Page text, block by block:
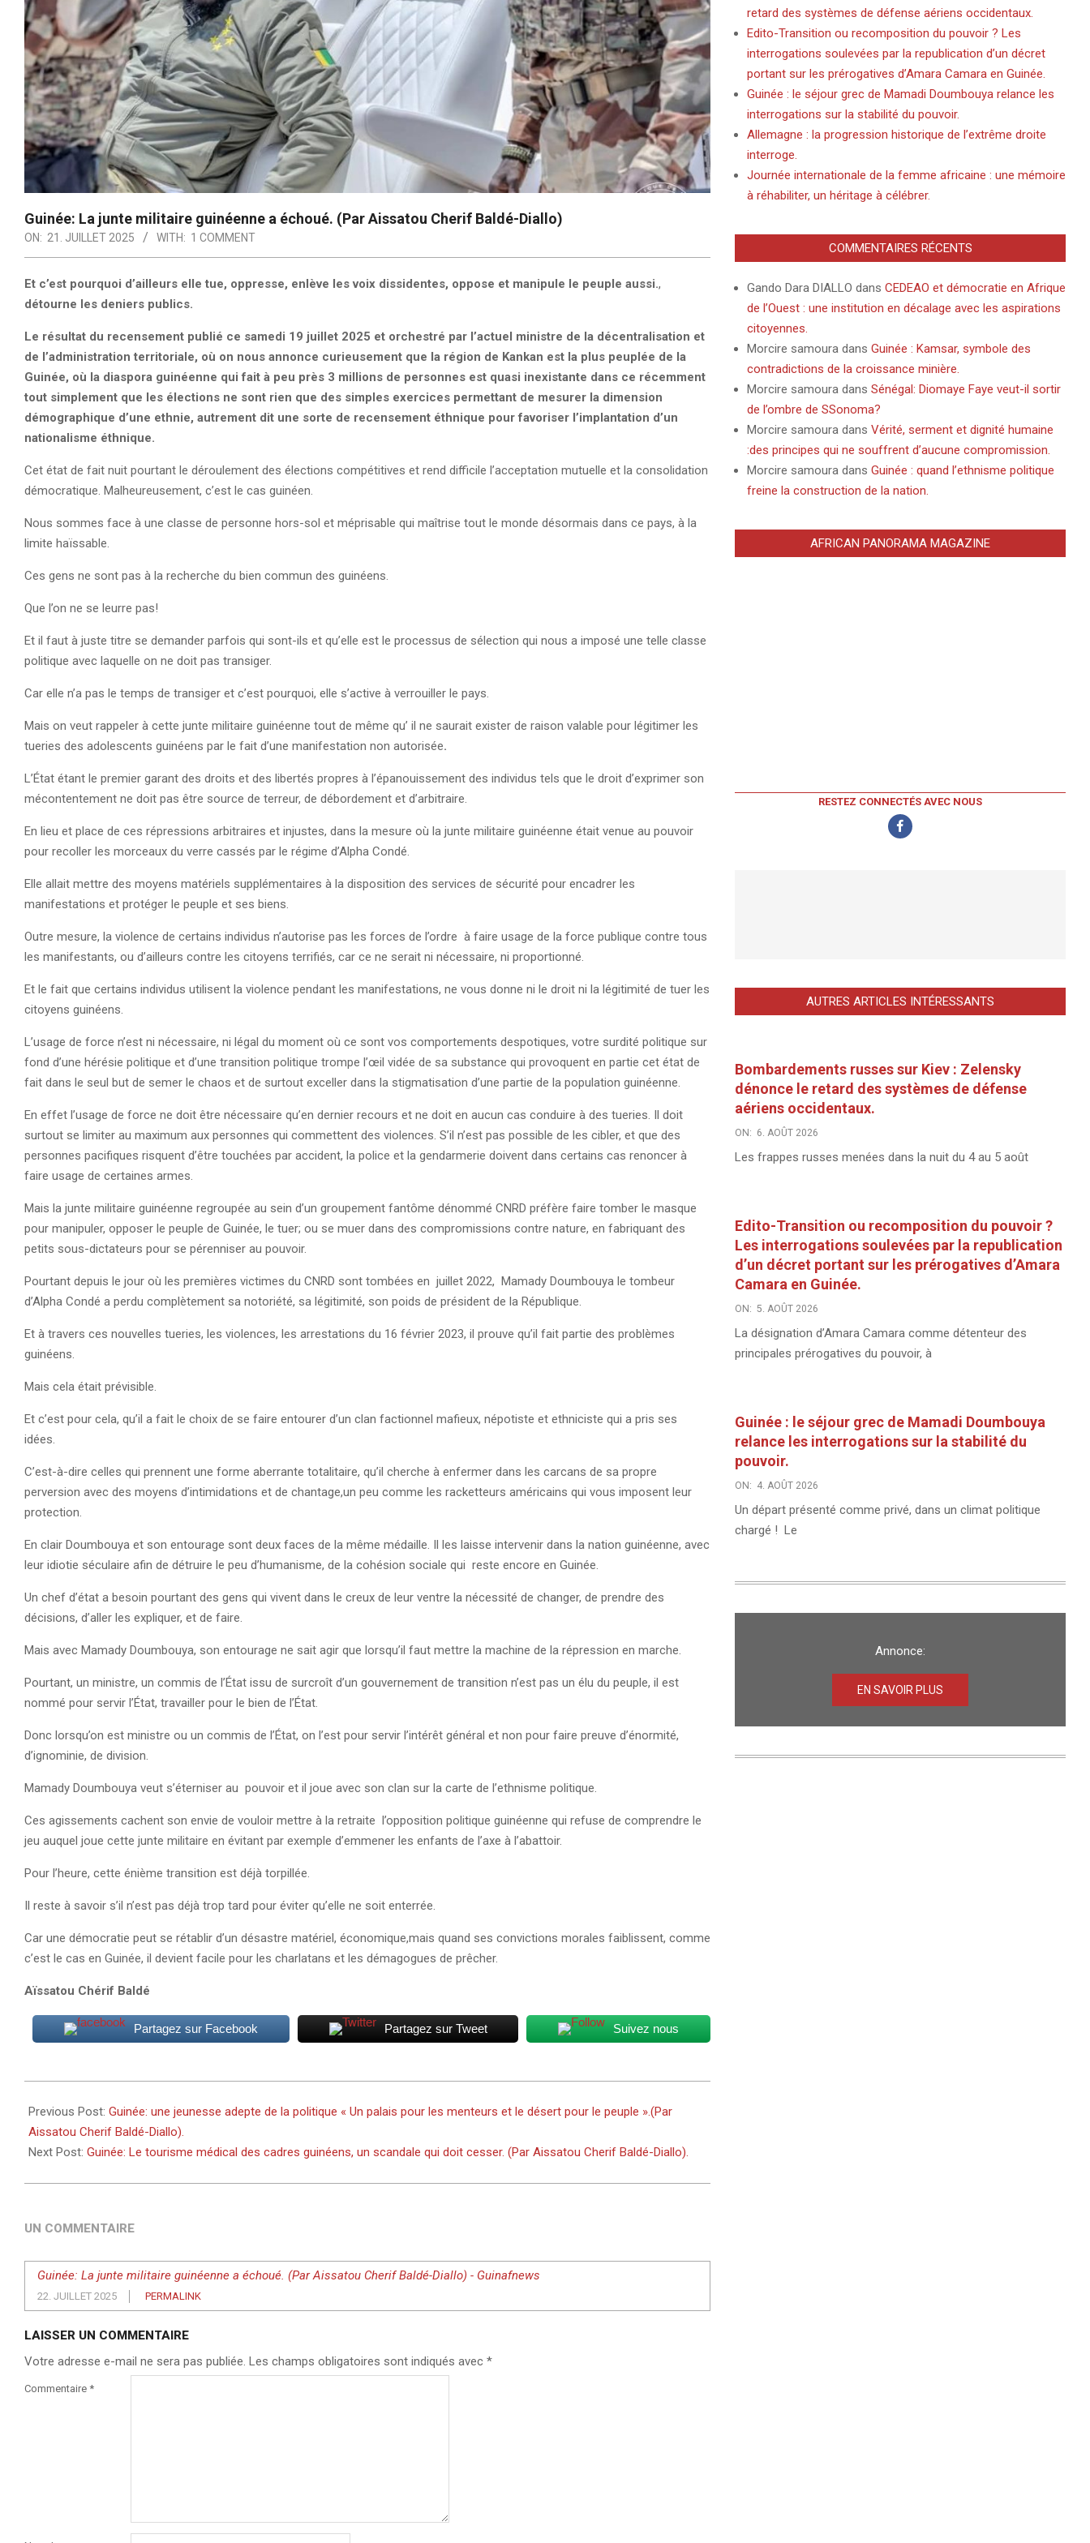
Guinée: La junte militaire guinéenne a échoué. (Par Aissatou Cherif Baldé-Diallo)
ON: 21. JUILLET 2025 WITH: 1 COMMENT
Et c’est pourquoi d’ailleurs elle tue, oppresse, enlève les voix dissidentes, oppose et manipule le peuple aussi.,
détourne les deniers publics.
Le résultat du recensement publié ce samedi 19 juillet 2025 et orchestré par l’actuel ministre de la décentralisation et
de l’administration territoriale, où on nous annonce curieusement que la région de Kankan est la plus peuplée de la
Guinée, où la diaspora guinéenne qui fait à peu près 3 millions de personnes est quasi inexistante dans ce récemment
tout simplement que les élections ne sont rien que des simples exercices permettant de mesurer la dimension
démographique d’une ethnie, autrement dit une sorte de recensement éthnique pour favoriser l’implantation d’un
nationalisme éthnique.
Cet état de fait nuit pourtant le déroulement des élections compétitives et rend difficile l’acceptation mutuelle et la consolidation
démocratique. Malheureusement, c’est le cas guinéen.
Nous sommes face à une classe de personne hors-sol et méprisable qui maîtrise tout le monde désormais dans ce pays, à la
limite haïssable.
Ces gens ne sont pas à la recherche du bien commun des guinéens.
Que l’on ne se leurre pas!
Et il faut à juste titre se demander parfois qui sont-ils et qu’elle est le processus de sélection qui nous a imposé une telle classe
politique avec laquelle on ne doit pas transiger.
Car elle n’a pas le temps de transiger et c’est pourquoi, elle s’active à verrouiller le pays.
Mais on veut rappeler à cette junte militaire guinéenne tout de même qu’ il ne saurait exister de raison valable pour légitimer les
tueries des adolescents guinéens par le fait d’une manifestation non autorisée.
L’État étant le premier garant des droits et des libertés propres à l’épanouissement des individus tels que le droit d’exprimer son
mécontentement ne doit pas être source de terreur, de débordement et d’arbitraire.
En lieu et place de ces répressions arbitraires et injustes, dans la mesure où la junte militaire guinéenne était venue au pouvoir
pour recoller les morceaux du verre cassés par le régime d’Alpha Condé.
Elle allait mettre des moyens matériels supplémentaires à la disposition des services de sécurité pour encadrer les
manifestations et protéger le peuple et ses biens.
Outre mesure, la violence de certains individus n’autorise pas les forces de l’ordre à faire usage de la force publique contre tous
les manifestants, ou d’ailleurs contre les citoyens terrifiés, car ce ne serait ni nécessaire, ni proportionné.
Et le fait que certains individus utilisent la violence pendant les manifestations, ne vous donne ni le droit ni la légitimité de tuer les
citoyens guinéens.
L’usage de force n’est ni nécessaire, ni légal du moment où ce sont vos comportements despotiques, votre surdité politique sur
fond d’une hérésie politique et d’une transition politique trompe l’œil vidée de sa substance qui provoquent en partie cet état de
fait dans le seul but de semer le chaos et de surtout exceller dans la stigmatisation d’une partie de la population guinéenne.
En effet l’usage de force ne doit être nécessaire qu’en dernier recours et ne doit en aucun cas conduire à des tueries. Il doit
surtout se limiter au maximum aux personnes qui commettent des violences. S’il n’est pas possible de les cibler, et que des
personnes pacifiques risquent d’être touchées par accident, la police et la gendarmerie doivent dans certains cas renoncer à
faire usage de certaines armes.
Mais la junte militaire guinéenne regroupée au sein d’un groupement fantôme dénommé CNRD préfère faire tomber le masque
pour manipuler, opposer le peuple de Guinée, le tuer; ou se muer dans des compromissions contre nature, en fabriquant des
petits sous-dictateurs pour se pérenniser au pouvoir.
Pourtant depuis le jour où les premières victimes du CNRD sont tombées en juillet 2022, Mamady Doumbouya le tombeur
d’Alpha Condé a perdu complètement sa notoriété, sa légitimité, son poids de président de la République.
Et à travers ces nouvelles tueries, les violences, les arrestations du 16 février 2023, il prouve qu’il fait partie des problèmes
guinéens.
Mais cela était prévisible.
Et c’est pour cela, qu’il a fait le choix de se faire entourer d’un clan factionnel mafieux, népotiste et ethniciste qui a pris ses
idées.
C’est-à-dire celles qui prennent une forme aberrante totalitaire, qu’il cherche à enfermer dans les carcans de sa propre
perversion avec des moyens d’intimidations et de chantage,un peu comme les racketteurs américains qui vous imposent leur
protection.
En clair Doumbouya et son entourage sont deux faces de la même médaille. Il les laisse intervenir dans la nation guinéenne, avec
leur idiotie séculaire afin de détruire le peu d’humanisme, de la cohésion sociale qui reste encore en Guinée.
Un chef d’état a besoin pourtant des gens qui vivent dans le creux de leur ventre la nécessité de changer, de prendre des
décisions, d’aller les expliquer, et de faire.
Mais avec Mamady Doumbouya, son entourage ne sait agir que lorsqu’il faut mettre la machine de la répression en marche.
Pourtant, un ministre, un commis de l’État issu de surcroît d’un gouvernement de transition n’est pas un élu du peuple, il est
nommé pour servir l’État, travailler pour le bien de l’État.
Donc lorsqu’on est ministre ou un commis de l’État, on l’est pour servir l’intérêt général et non pour faire preuve d’énormité,
d’ignominie, de division.
Mamady Doumbouya veut s’éterniser au pouvoir et il joue avec son clan sur la carte de l’ethnisme politique.
Ces agissements cachent son envie de vouloir mettre à la retraite l’opposition politique guinéenne qui refuse de comprendre le
jeu auquel joue cette junte militaire en évitant par exemple d’emmener les enfants de l’axe à l’abattoir.
Pour l’heure, cette énième transition est déjà torpillée.
Il reste à savoir s’il n’est pas déjà trop tard pour éviter qu’elle ne soit enterrée.
Car une démocratie peut se rétablir d’un désastre matériel, économique,mais quand ses convictions morales faiblissent, comme
c’est le cas en Guinée, il devient facile pour les charlatans et les démagogues de prêcher.
Aïssatou Chérif Baldé
Partagez sur Facebook Partagez sur Tweet Suivez nous
07-
21
Previous Post: Guinée: une jeunesse adepte de la politique « Un palais pour les menteurs et le désert pour le peuple ».(Par
Aissatou Cherif Baldé-Diallo).
Next Post: Guinée: Le tourisme médical des cadres guinéens, un scandale qui doit cesser. (Par Aissatou Cherif Baldé-Diallo).
UN COMMENTAIRE
Guinée: La junte militaire guinéenne a échoué. (Par Aissatou Cherif Baldé-Diallo) - Guinafnews
22. JUILLET 2025 PERMALINK
LAISSER UN COMMENTAIRE
Votre adresse e-mail ne sera pas publiée. Les champs obligatoires sont indiqués avec *
Commentaire *
retard des systèmes de défense aériens occidentaux.
Edito-Transition ou recomposition du pouvoir ? Les
interrogations soulevées par la republication d’un décret
portant sur les prérogatives d’Amara Camara en Guinée.
Guinée : le séjour grec de Mamadi Doumbouya relance les
interrogations sur la stabilité du pouvoir.
Allemagne : la progression historique de l’extrême droite
interroge.
Journée internationale de la femme africaine : une mémoire
à réhabiliter, un héritage à célébrer.
COMMENTAIRES RÉCENTS
Gando Dara DIALLO dans CEDEAO et démocratie en Afrique
de l’Ouest : une institution en décalage avec les aspirations
citoyennes.
Morcire samoura dans Guinée : Kamsar, symbole des
contradictions de la croissance minière.
Morcire samoura dans Sénégal: Diomaye Faye veut-il sortir
de l’ombre de SSonoma?
Morcire samoura dans Vérité, serment et dignité humaine
:des principes qui ne souffrent d’aucune compromission.
Morcire samoura dans Guinée : quand l’ethnisme politique
freine la construction de la nation.
AFRICAN PANORAMA MAGAZINE
RESTEZ CONNECTÉS AVEC NOUS
AUTRES ARTICLES INTÉRESSANTS
Bombardements russes sur Kiev : Zelensky
dénonce le retard des systèmes de défense
aériens occidentaux.
ON: 6. AOÛT 2026
Les frappes russes menées dans la nuit du 4 au 5 août
Edito-Transition ou recomposition du pouvoir ?
Les interrogations soulevées par la republication
d’un décret portant sur les prérogatives d’Amara
Camara en Guinée.
ON: 5. AOÛT 2026
La désignation d’Amara Camara comme détenteur des
principales prérogatives du pouvoir, à
Guinée : le séjour grec de Mamadi Doumbouya
relance les interrogations sur la stabilité du
pouvoir.
ON: 4. AOÛT 2026
Un départ présenté comme privé, dans un climat politique
chargé ! Le
Annonce:
EN SAVOIR PLUS